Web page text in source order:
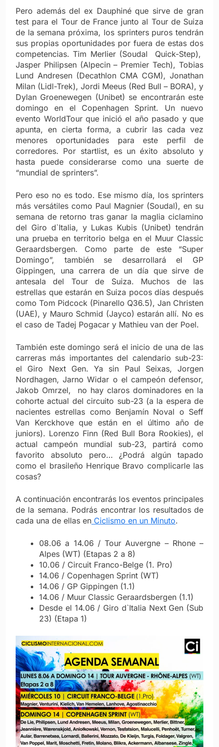
Pero además del ex Dauphiné que sirve de gran
test para el Tour de France junto al Tour de Suiza
de la semana próxima, los sprinters puros tendrán
sus propias oportunidades por fuera de estas dos
competencias. Tim Merlier (Soudal Quick-Step),
Jasper Philipsen (Alpecin – Premier Tech), Tobias
Lund Andresen (Decathlon CMA CGM), Jonathan
Milan (Lidl-Trek), Jordi Meeus (Red Bull – BORA), y
Dylan Groenewegen (Unibet) se encontrarán este
domingo en el Copenhagen Sprint. Un nuevo
evento WorldTour que inició el año pasado y que
apunta, en cierta forma, a cubrir las cada vez
menores oportunidades para este perfil de
corredores. Por startlist, es un éxito absoluto y
hasta puede considerarse como una suerte de
“mundial de sprinters”.
Pero eso no es todo. Ese mismo día, los sprinters
más versátiles como Paul Magnier (Soudal), en su
semana de retorno tras ganar la maglia ciclamino
del Giro d`Italia, y Lukas Kubis (Unibet) tendrán
una prueba en territorio belga en el Muur Classic
Geraardsbergen. Como parte de este “Super
Domingo”, también se desarrollará el GP
Gippingen, una carrera de un día que sirve de
antesala del Tour de Suiza. Muchos de las
estrellas que estarán en Suiza pocos días después
como Tom Pidcock (Pinarello Q36.5), Jan Christen
(UAE), y Mauro Schmid (Jayco) estarán allí. No es
el caso de Tadej Pogacar y Mathieu van der Poel.
También este domingo será el inicio de una de las
carreras más importantes del calendario sub-23:
el Giro Next Gen. Ya sin Paul Seixas, Jorgen
Nordhagen, Jarno Widar o el campeón defensor,
Jakob Omrzel, no hay claros dominadores en la
cohorte actual del circuito sub-23 (a la espera de
nacientes estrellas como Benjamín Noval o Seff
Van Kerckhove que están en el último año de
juniors). Lorenzo Finn (Red Bull Bora Rookies), el
actual campeón mundial sub-23, partirá como
favorito absoluto pero… ¿Podrá algún tapado
como el brasileño Henrique Bravo complicarle las
cosas?
A continuación encontrarás los eventos principales
de la semana. Podrás encontrar los resultados de
cada una de ellas en Ciclismo en un Minuto.
08.06 a 14.06 / Tour Auvergne – Rhone –
Alpes (WT) (Etapas 2 a 8)
10.06 / Circuit Franco-Belge (1. Pro)
14.06 / Copenhagen Sprint (WT)
14.06 / GP Gippingen (1.1)
14.06 / Muur Classic Geraardsbergen (1.1)
Desde el 14.06 / Giro d`Italia Next Gen (Sub
23) (Etapa 1)